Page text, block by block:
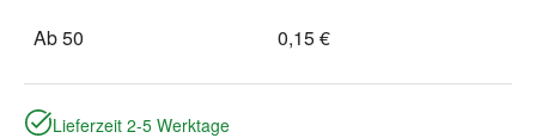
Ab50 0,15 €
Lieferzeit 2-5 Werktage